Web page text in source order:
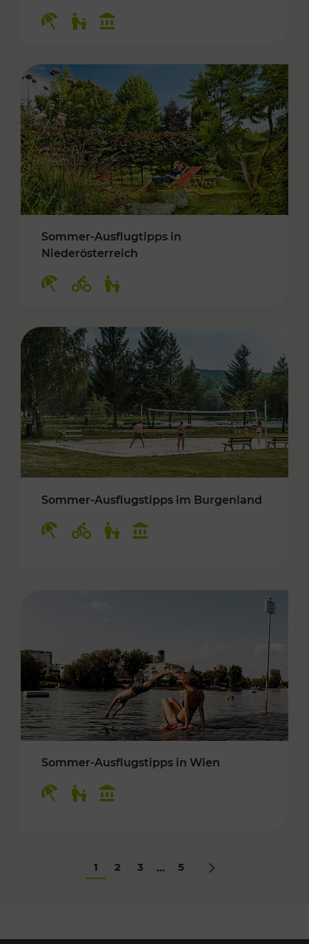
Sommer-Ausflugtipps in
Niederösterreich
Sommer-Ausflugstipps im Burgenland
Sommer-Ausflugstipps in Wien
1 2 3 ... 5 Nächstes